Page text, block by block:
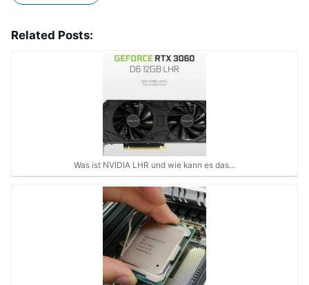
Related Posts:
Was ist NVIDIA LHR und wie kann es das…